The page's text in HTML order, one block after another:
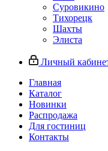
Суровикино
Тихорецк
Шахты
Элиста
Личный
Главная
Каталог
Новинки
Распродажа
Для гостиниц
Контакты